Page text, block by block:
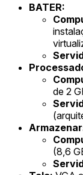
BATER:
de 2
(8,6